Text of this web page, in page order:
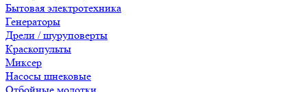
Бытовая электротехника
Генераторы
Дрели / шуруповерты
Краскопульты
Миксер
Насосы шнековые